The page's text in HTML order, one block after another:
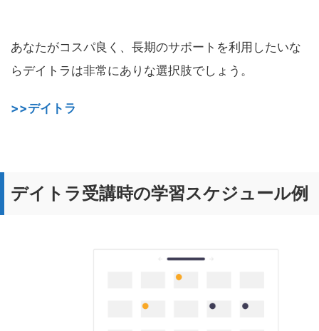
あなたがコスパ良く、長期のサポートを利用したいな
らデイトラは非常にありな選択肢でしょう。
>>デイトラ
デイトラ受講時の学習スケジュール例